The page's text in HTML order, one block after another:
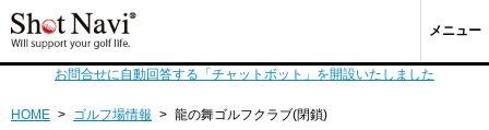
メニュー
お問合せに自動回答する「チャットボット」を開設いたしました
HOME > ゴルフ場情報 > 龍の舞ゴルフクラブ(閉鎖)